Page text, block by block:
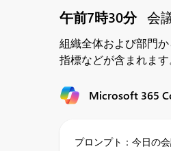
午前7時30分 会
組織全体および部門
指標などが含まれます
Microsoft 365
プロンプト：今日の